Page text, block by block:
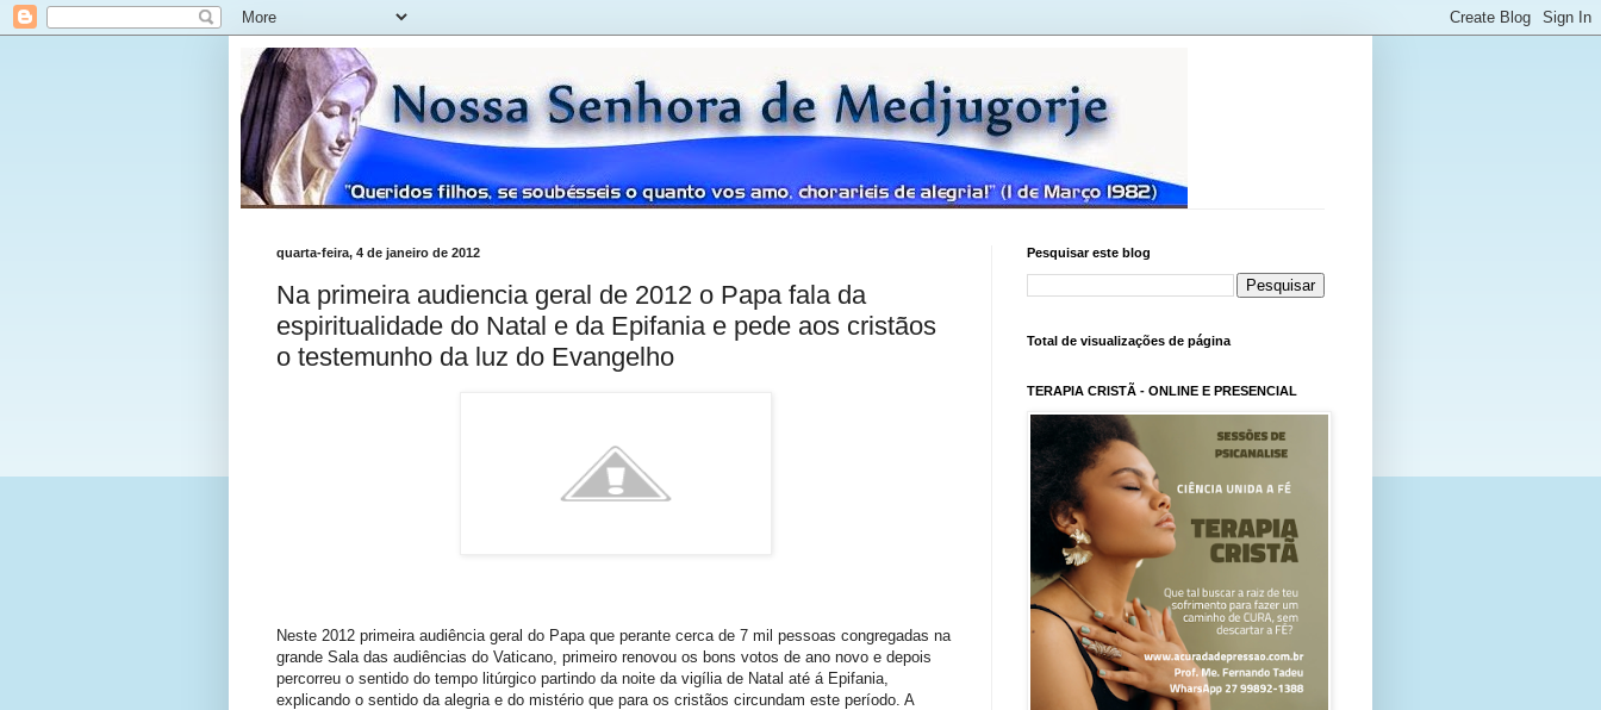
quarta-feira, 4 de janeiro de 2012
Na primeira audiencia geral de 2012 o Papa fala da
espiritualidade do Natal e da Epifania e pede aos cristãos
o testemunho da luz do Evangelho
Neste 2012 primeira audiência geral do Papa que perante cerca de 7 mil pessoas congregadas na
grande Sala das audiências do Vaticano, primeiro renovou os bons votos de ano novo e depois
percorreu o sentido do tempo litúrgico partindo da noite da vigília de Natal até á Epifania,
explicando o sentido da alegria e do mistério que para os cristãos circundam este período. A
Pesquisar este blog
Total de visualizações de página
TERAPIA CRISTÃ - ONLINE E PRESENCIAL